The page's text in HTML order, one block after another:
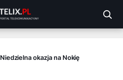
Niedzielna okazja na Nokię